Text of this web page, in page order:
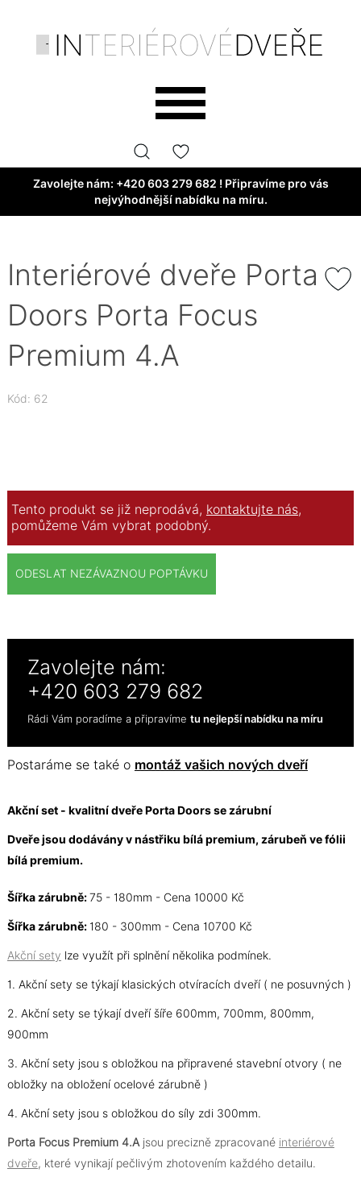
Zavolejte nám: +420 603 279 682 ! Připravíme pro vás
nejvýhodnější nabídku na míru.
Interiérové dveře Porta
Doors Porta Focus
Premium 4.A
Kód: 62
Tento produkt se již neprodává, kontaktujte nás,
pomůžeme Vám vybrat podobný.
ODESLAT NEZÁVAZNOU POPTÁVKU
Zavolejte nám:
+420 603 279 682
Rádi Vám poradíme a připravíme tu nejlepší nabídku na míru
Postaráme se také o montáž vašich nových dveří
Akční set - kvalitní dveře Porta Doors se zárubní
Dveře jsou dodávány v nástřiku bílá premium, zárubeň ve fólii
bílá premium.
Šířka zárubně:75 - 180mm - Cena 10000 Kč
Šířka zárubně: 180 - 300mm - Cena 10700 Kč
Akční sety lze využít při splnění několika podmínek.
1. Akční sety se týkají klasických otvíracích dveří ( ne posuvných )
2. Akční sety se týkají dveří šíře 600mm, 700mm, 800mm,
900mm
3. Akční sety jsou s obložkou na připravené stavební otvory ( ne
obložky na obložení ocelové zárubně )
4. Akční sety jsou s obložkou do síly zdi 300mm.
Porta Focus Premium 4.Ajsou precizně zpracované interiérové
dveře, které vynikají pečlivým zhotovením každého detailu.